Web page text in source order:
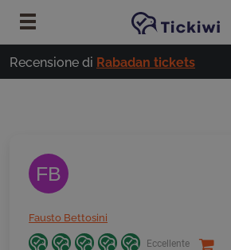
Vai al contenuto principale
Recensione di Rabadan tickets
FB
Fausto Bettosini
Eccellente